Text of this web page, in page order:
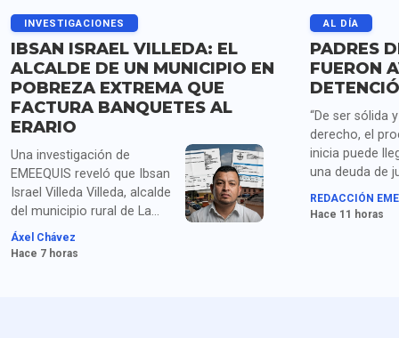
INVESTIGACIONES
IBSAN ISRAEL VILLEDA: EL
ALCALDE DE UN MUNICIPIO EN
POBREZA EXTREMA QUE
FACTURA BANQUETES AL
ERARIO
Una investigación de
EMEEQUIS reveló que Ibsan
Israel Villeda Villeda, alcalde
del municipio rural de La
Misión, Hidalgo, ha cargado
al erario decenas de miles
Áxel Chávez
Hace 7 horas
AL DÍA
PADRES
FUERON
“De ser sólida
derecho, el
inicia puede
una deuda de
las familias de
estudiantes
REDACCIÓN
Hace 11 horas